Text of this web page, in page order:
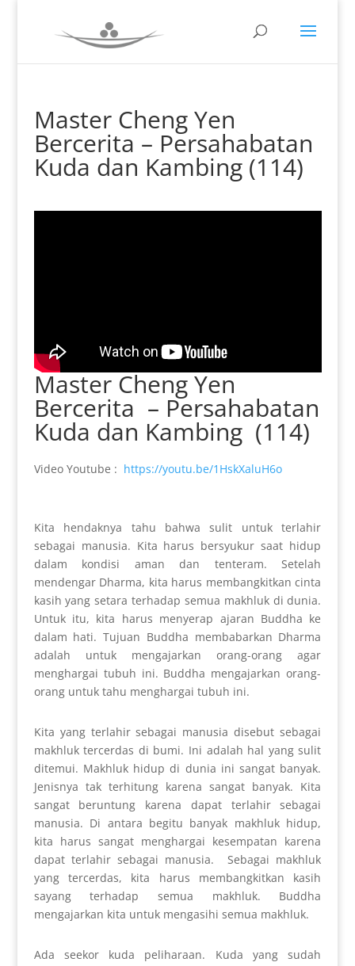
Master Cheng Yen
Bercerita – Persahabatan
Kuda dan Kambing (114)
Master Cheng Yen
Bercerita – Persahabatan
Kuda dan Kambing (114)
Video Youtube : https://youtu.be/1HskXaluH6o
Kita hendaknya tahu bahwa sulit untuk terlahir
sebagai manusia. Kita harus bersyukur saat hidup
dalam kondisi aman dan tenteram. Setelah
mendengar Dharma, kita harus membangkitkan cinta
kasih yang setara terhadap semua makhluk di dunia.
Untuk itu, kita harus menyerap ajaran Buddha ke
dalam hati. Tujuan Buddha membabarkan Dharma
adalah untuk mengajarkan orang-orang agar
menghargai tubuh ini. Buddha mengajarkan orang-
orang untuk tahu menghargai tubuh ini.
Kita yang terlahir sebagai manusia disebut sebagai
makhluk tercerdas di bumi. Ini adalah hal yang sulit
ditemui. Makhluk hidup di dunia ini sangat banyak.
Jenisnya tak terhitung karena sangat banyak. Kita
sangat beruntung karena dapat terlahir sebagai
manusia. Di antara begitu banyak makhluk hidup,
kita harus sangat menghargai kesempatan karena
dapat terlahir sebagai manusia. Sebagai makhluk
yang tercerdas, kita harus membangkitkan kasih
sayang terhadap semua makhluk. Buddha
mengajarkan kita untuk mengasihi semua makhluk.
Ada seekor kuda peliharaan. Kuda yang sudah